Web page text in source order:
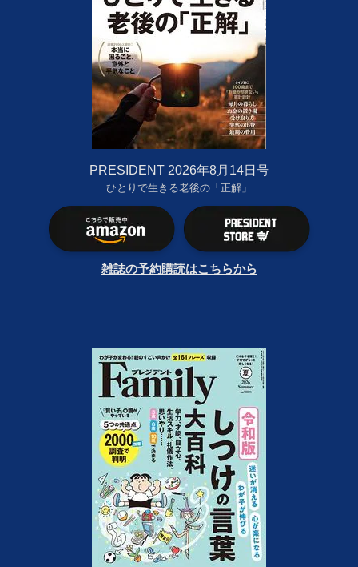
PRESIDENT 2026年8月14日号
ひとりで生きる老後の「正解」
雑誌の予約購読はこちらから